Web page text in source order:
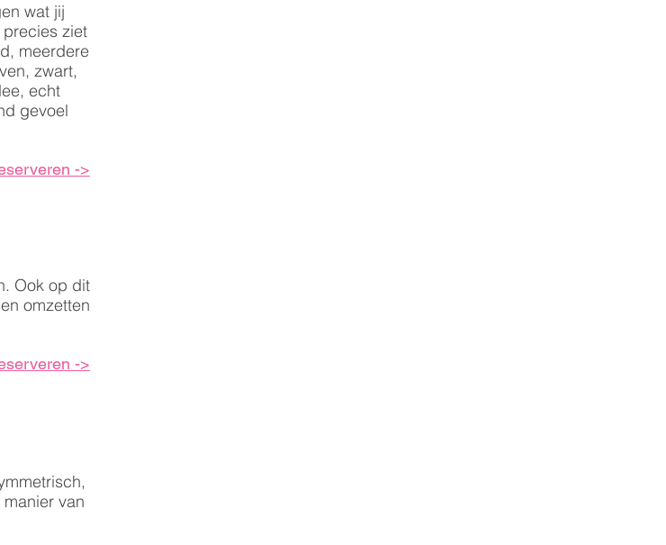
wat jij
ziet
meerdere
zwart,
echt
gevoel
->
Ook op dit
omzetten
->
van